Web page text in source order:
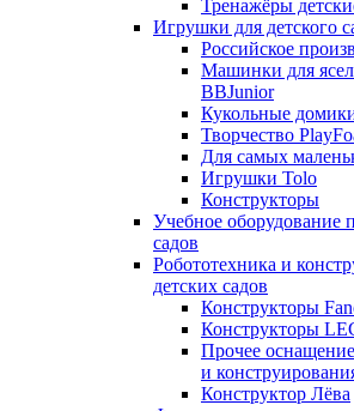
Тренажёры
Игрушки для детского
Российское
Машинки для
BBJunior
Кукольные
Творчество
Для самых
Игрушки Tolo
Конструкторы
Учебное оборудование
садов
Робототехника и
детских садов
Конструкторы
Конструкторы
Прочее
и
Конструктор Лёва